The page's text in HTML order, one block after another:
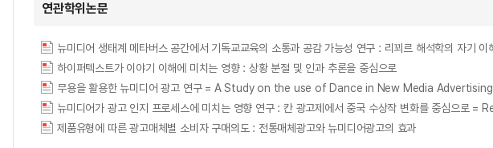
연관학위논문
하이퍼텍스트가 이야기 이해에 미치는 영향 : 상황 분절 및 인과 추론을 중심으로
무용을 활용한 뉴미디어 광고 연구 = A Study on the use of Dance in New Media Advertising
제품유형에 따른 광고매체별 소비자 구매의도 : 전통매체광고와 뉴미디어광고의 효과